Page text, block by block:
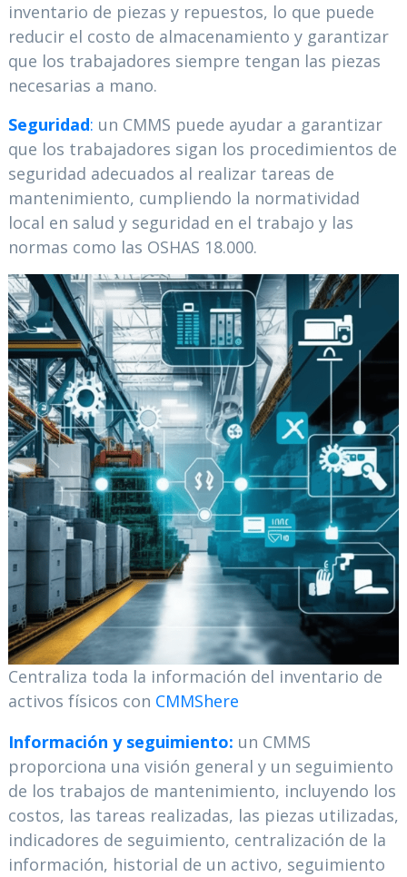
inventario de piezas y repuestos, lo que puede
reducir el costo de almacenamiento y garantizar
que los trabajadores siempre tengan las piezas
necesarias a mano.
Seguridad: un CMMS puede ayudar a garantizar
que los trabajadores sigan los procedimientos de
seguridad adecuados al realizar tareas de
mantenimiento, cumpliendo la normatividad
local en salud y seguridad en el trabajo y las
normas como las OSHAS 18.000.
Centraliza toda la información del inventario de
activos físicos con CMMShere
Información y seguimiento: un CMMS
proporciona una visión general y un seguimiento
de los trabajos de mantenimiento, incluyendo los
costos, las tareas realizadas, las piezas utilizadas,
indicadores de seguimiento, centralización de la
información, historial de un activo, seguimiento